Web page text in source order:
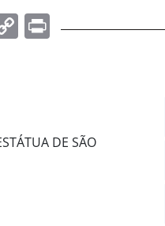
CopyPrint
DE SÃO